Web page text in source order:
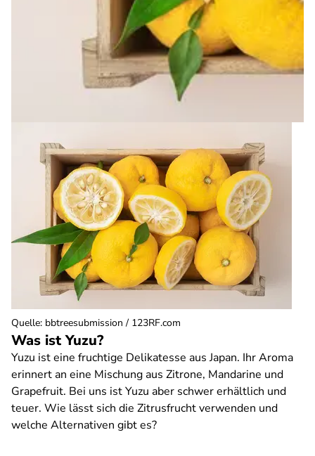
Was ist Yuzu?
Yuzu ist eine fruchtige Delikatesse aus Japan. Ihr Aroma
erinnert an eine Mischung aus Zitrone, Mandarine und
Grapefruit. Bei uns ist Yuzu aber schwer erhältlich und
teuer. Wie lässt sich die Zitrusfrucht verwenden und
welche Alternativen gibt es?
Quelle: bbtreesubmission / 123RF.com